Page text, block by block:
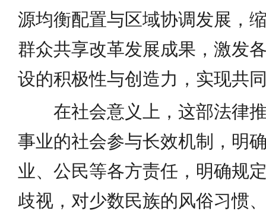
源均衡配置与区域协调发展，
群众共享改革发展成果，激发
设的积极性与创造力，实现共
在社会意义上，这部法律
事业的社会参与长效机制，明
业、公民等各方责任，明确规
歧视，对少数民族的风俗习惯